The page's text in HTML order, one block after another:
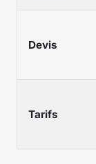
Devis
Tarifs